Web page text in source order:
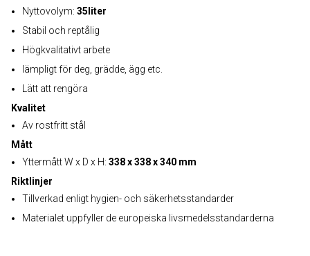
Nyttovolym: 35liter
Stabil och reptålig
Högkvalitativt arbete
lämpligt för deg, grädde, ägg etc.
Lätt att rengöra
Kvalitet
Av rostfritt stål
Mått
Yttermått W x D x H: 338 x 338 x 340 mm
Riktlinjer
Tillverkad enligt hygien- och säkerhetsstandarder
Materialet uppfyller de europeiska livsmedelsstandarderna